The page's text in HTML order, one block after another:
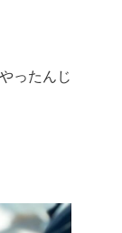
ったんじ